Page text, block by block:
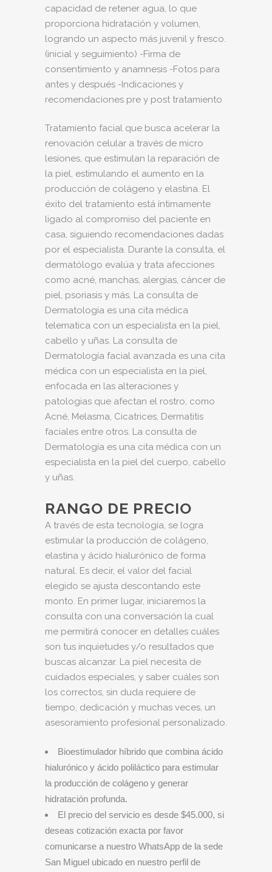
capacidad de retener agua, lo que
proporciona hidratación y volumen,
logrando un aspecto más juvenil y fresco.
(inicial y seguimiento) -Firma de
consentimiento y anamnesis -Fotos para
antes y después -Indicaciones y
recomendaciones pre y post tratamiento
Tratamiento facial que busca acelerar la
renovación celular a través de micro
lesiones, que estimulan la reparación de
la piel, estimulando el aumento en la
producción de colágeno y elastina. El
éxito del tratamiento está íntimamente
ligado al compromiso del paciente en
casa, siguiendo recomendaciones dadas
por el especialista. Durante la consulta, el
dermatólogo evalúa y trata afecciones
como acné, manchas, alergias, cáncer de
piel, psoriasis y más. La consulta de
Dermatología es una cita médica
telematica con un especialista en la piel,
cabello y uñas. La consulta de
Dermatología facial avanzada es una cita
médica con un especialista en la piel,
enfocada en las alteraciones y
patologias que afectan el rostro, como
Acné, Melasma, Cicatrices, Dermatitis
faciales entre otros. La consulta de
Dermatología es una cita médica con un
especialista en la piel del cuerpo, cabello
y uñas.
RANGO DE PRECIO
A través de esta tecnología, se logra
estimular la producción de colágeno,
elastina y ácido hialurónico de forma
natural. Es decir, el valor del facial
elegido se ajusta descontando este
monto. En primer lugar, iniciaremos la
consulta con una conversación la cual
me permitirá conocer en detalles cuáles
son tus inquietudes y/o resultados que
buscas alcanzar. La piel necesita de
cuidados especiales, y saber cuáles son
los correctos, sin duda requiere de
tiempo, dedicación y muchas veces, un
asesoramiento profesional personalizado.
Bioestimulador híbrido que combina ácido
hialurónico y ácido poliláctico para estimular
la producción de colágeno y generar
hidratación profunda.
El precio del servicio es desde $45.000, si
deseas cotización exacta por favor
comunicarse a nuestro WhatsApp de la sede
San Miguel ubicado en nuestro perfil de